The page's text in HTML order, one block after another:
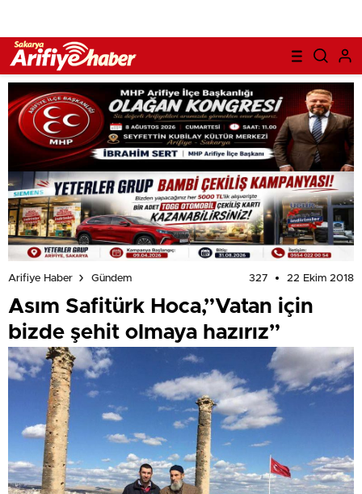
Arifiye Haber Gündem 327 22 Ekim 2018
Asım Safitürk Hoca,”Vatan için
bizde şehit olmaya hazırız”